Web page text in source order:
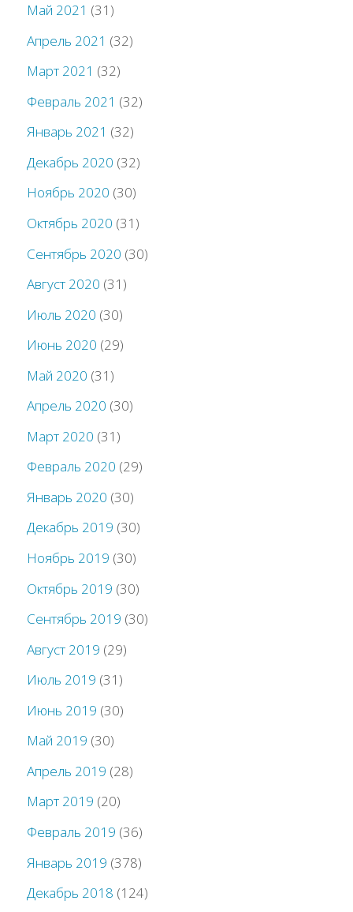
Май 2021 (31)
Апрель 2021 (32)
Март 2021 (32)
Февраль 2021 (32)
Январь 2021 (32)
Декабрь 2020 (32)
Ноябрь 2020 (30)
Октябрь 2020 (31)
Сентябрь 2020 (30)
Август 2020 (31)
Июль 2020 (30)
Июнь 2020 (29)
Май 2020 (31)
Апрель 2020 (30)
Март 2020 (31)
Февраль 2020 (29)
Январь 2020 (30)
Декабрь 2019 (30)
Ноябрь 2019 (30)
Октябрь 2019 (30)
Сентябрь 2019 (30)
Август 2019 (29)
Июль 2019 (31)
Июнь 2019 (30)
Май 2019 (30)
Апрель 2019 (28)
Март 2019 (20)
Февраль 2019 (36)
Январь 2019 (378)
Декабрь 2018 (124)